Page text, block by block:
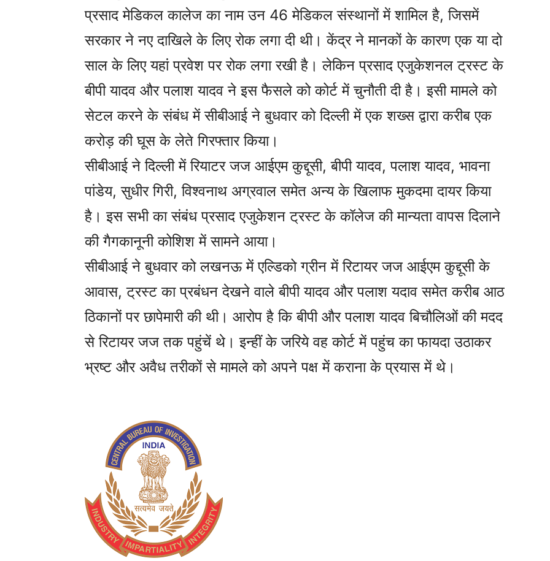
प्रसाद मेडिकल कालेज का नाम उन 46 मेडिकल संस्थानों में शामिल है, जिसमें
सरकार ने नए दाखिले के लिए रोक लगा दी थी। केंद्र ने मानकों के कारण एक या दो
साल के लिए यहां प्रवेश पर रोक लगा रखी है। लेकिन प्रसाद एजुकेशनल ट्रस्ट के
बीपी यादव और पलाश यादव ने इस फैसले को कोर्ट में चुनौती दी है। इसी मामले को
सेटल करने के संबंध में सीबीआई ने बुधवार को दिल्ली में एक शख्स द्वारा करीब एक
करोड़ की घूस के लेते गिरफ्तार किया।
सीबीआई ने दिल्ली में रियाटर जज आईएम कुद्दूसी, बीपी यादव, पलाश यादव, भावना
पांडेय, सुधीर गिरी, विश्वनाथ अग्रवाल समेत अन्य के खिलाफ मुकदमा दायर किया
है। इस सभी का संबंध प्रसाद एजुकेशन ट्रस्ट के कॉलेज की मान्यता वापस दिलाने
की गैगकानूनी कोशिश में सामने आया।
सीबीआई ने बुधवार को लखनऊ में एल्डिको ग्रीन में रिटायर जज आईएम कुद्दूसी के
आवास, ट्रस्ट का प्रबंधन देखने वाले बीपी यादव और पलाश यदाव समेत करीब आठ
ठिकानों पर छापेमारी की थी। आरोप है कि बीपी और पलाश यादव बिचौलिओं की मदद
से रिटायर जज तक पहुंचें थे। इन्हीं के जरिये वह कोर्ट में पहुंच का फायदा उठाकर
भ्रष्ट और अवैध तरीकों से मामले को अपने पक्ष में कराना के प्रयास में थे।